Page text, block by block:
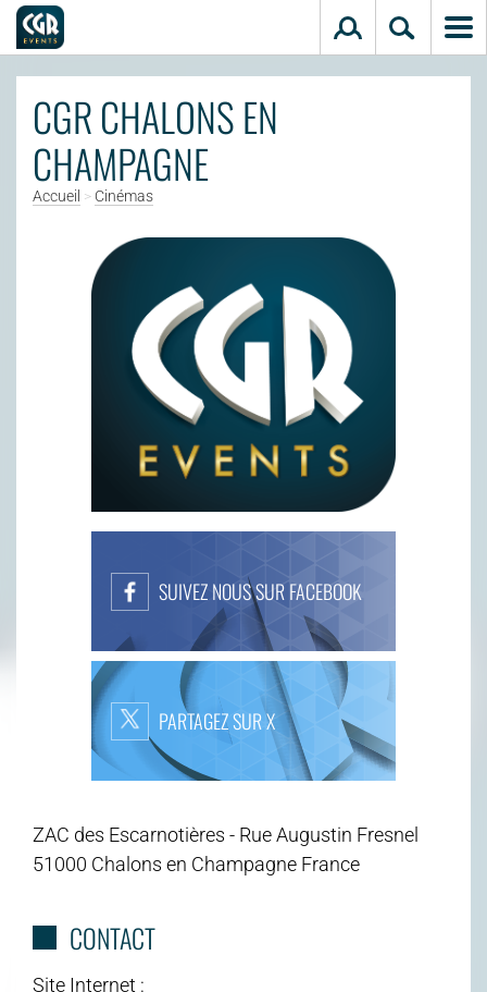
CGR CHALONS EN
CHAMPAGNE
Accueil > Cinémas
SUIVEZ NOUS SUR FACEBOOK
PARTAGEZ SUR X
ZAC des Escarnotières - Rue Augustin Fresnel
51000 Chalons en Champagne France
CONTACT
Site Internet :